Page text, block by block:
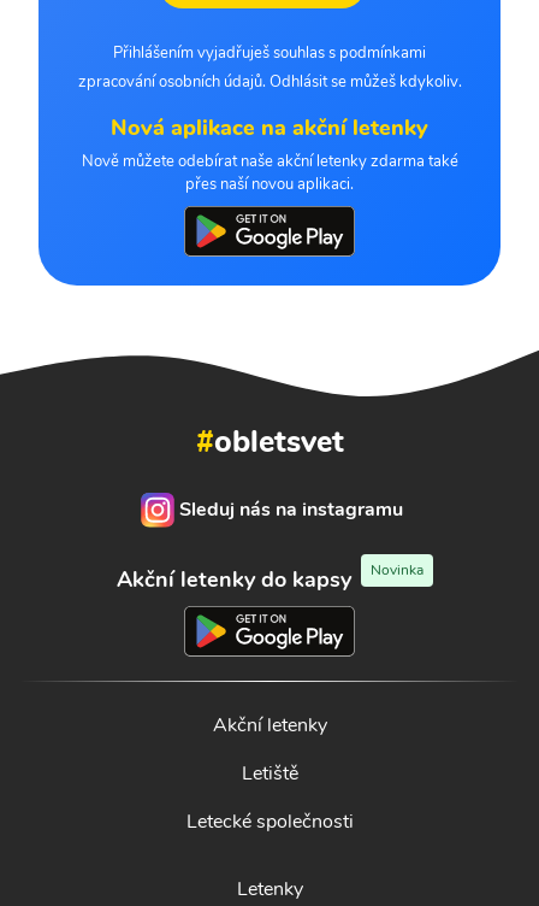
Přihlášením vyjadřuješ souhlas s podmínkami
zpracování osobních údajů. Odhlásit se můžeš kdykoliv.
Nová aplikace na akční letenky
Nově můžete odebírat naše akční letenky zdarma také
přes naší novou aplikaci.
#obletsvet
Sleduj nás na instagramu
Akční letenky do kapsy Novinka
Akční letenky
Letiště
Letecké společnosti
Letenky